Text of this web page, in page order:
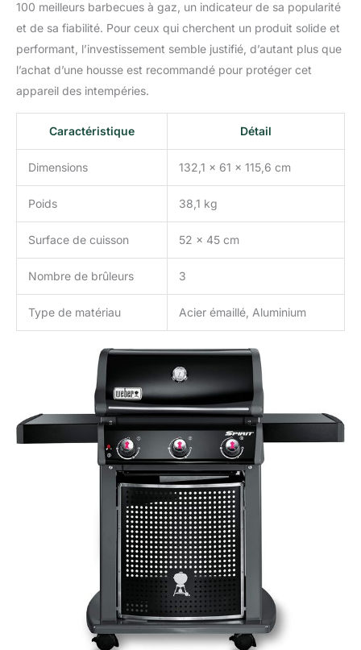
100 meilleurs barbecues à gaz, un indicateur de sa popularité
et de sa fiabilité. Pour ceux qui cherchent un produit solide et
performant, l’investissement semble justifié, d’autant plus que
l’achat d’une housse est recommandé pour protéger cet
appareil des intempéries.
Caractéristique Détail
Dimensions 132,1 x 61 x 115,6 cm
Poids 38,1 kg
Surface de cuisson 52 x 45 cm
Nombre de brûleurs 3
Type de matériau Acier émaillé, Aluminium